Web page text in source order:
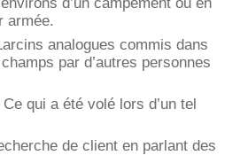
armée.
analogues commis dans
par d’autres personnes
qui a été volé lors d’un tel
de client en parlant des